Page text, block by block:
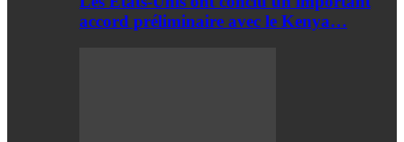
accord préliminaire avec le Kenya…